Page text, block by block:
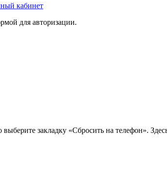
кабинет
для авторизации.
закладку «Сбросить на телефон».